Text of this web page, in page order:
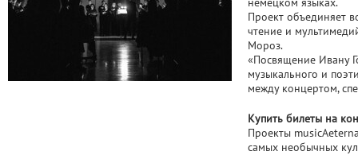
Проект объединяет
чтение и
Мороз.
«Посвящение Ивану
музыкального и
между концертом,
Купить билеты на
Проекты
самых необычных